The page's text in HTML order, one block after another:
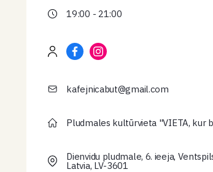
19:00 - 21:00
kafejnicabut@gmail.com
Pludmales kultūrvieta "VIETA, kur
Dienvidu pludmale, 6. ieeja,
Latvia, LV-3601